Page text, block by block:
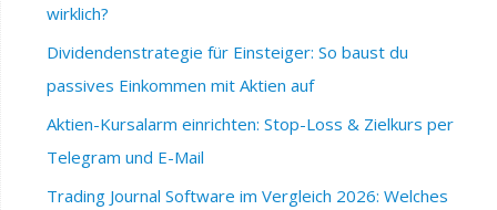
wirklich?
Dividendenstrategie für Einsteiger: So baust du
passives Einkommen mit Aktien auf
Aktien-Kursalarm einrichten: Stop-Loss & Zielkurs per
Telegram und E-Mail
Trading Journal Software im Vergleich 2026: Welches